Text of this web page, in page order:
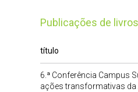
publicações de
título
6.ª Conferência Campus
ações transformativas da